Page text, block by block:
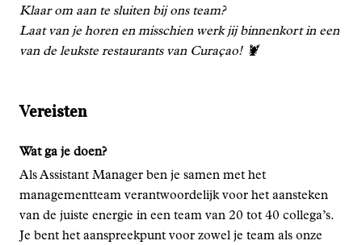
Klaar om aan te sluiten bij ons team?
Laat van je horen en misschien werk jij binnenkort in een
van de leukste restaurants van Curaçao! 🦞
Vereisten
Wat ga je doen?
Als Assistant Manager ben je samen met het
managementteam verantwoordelijk voor het aansteken
van de juiste energie in een team van 20 tot 40 collega’s.
Je bent het aanspreekpunt voor zowel je team als onze